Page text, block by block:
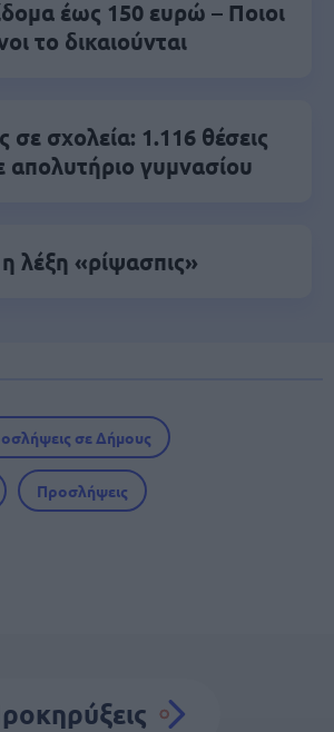
έως 150 ευρώ – Ποιοι
το δικαιούνται
σχολεία: 1.116 θέσεις
απολυτήριο γυμνασίου
η λέξη «ρίψασπις»
σε Δήμους
Προσλήψεις